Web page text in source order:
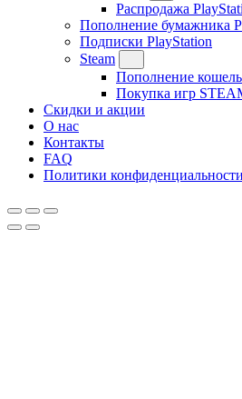
Распродажа
Пополнение бумажника
Подписки PlayStation
Steam
Пополнение
Покупка игр
Скидки и акции
О нас
Контакты
FAQ
Политики конфиденциальности